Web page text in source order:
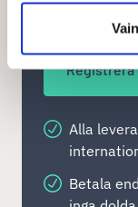
och
Registrera
Alla
Betala